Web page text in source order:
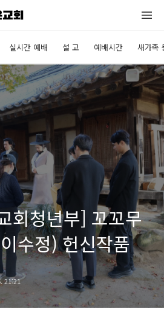
실시간 예배 설 교 예배시간 새가족
회청년부] 꼬꼬무
수정) 헌신작품
21:21